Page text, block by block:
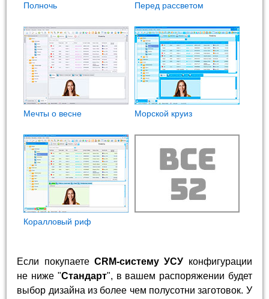
Полночь Перед рассветом
Мечты о весне Морской круиз
Коралловый риф
Если покупаете CRM-систему УСУ конфигурации
не ниже "Стандарт", в вашем распоряжении будет
выбор дизайна из более чем полусотни заготовок. У